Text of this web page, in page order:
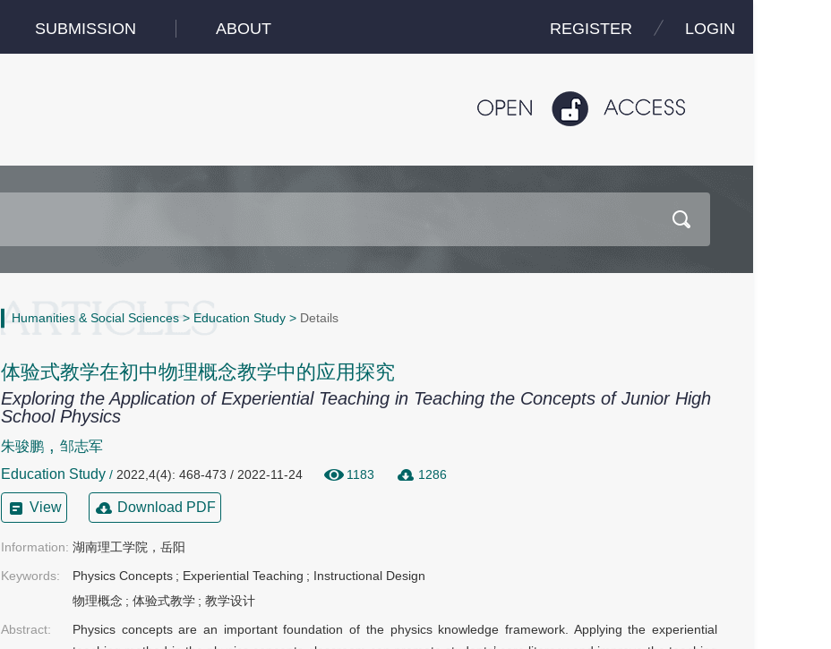
SUBMISSION ABOUT REGISTER LOGIN
Humanities & Social Sciences > Education Study > Details
体验式教学在初中物理概念教学中的应用探究
Exploring the Application of Experiential Teaching in Teaching the Concepts of Junior High
School Physics
朱骏鹏 , 邹志军
Education Study / 2022,4(4): 468-473 / 2022-11-24 1183 1286
View Download PDF
Information: 湖南理工学院，岳阳
Keywords:
Physics Concepts ; Experiential Teaching ; Instructional Design
物理概念 ; 体验式教学 ; 教学设计
Abstract:
Physics concepts are an important foundation of the physics knowledge framework. Applying the experiential